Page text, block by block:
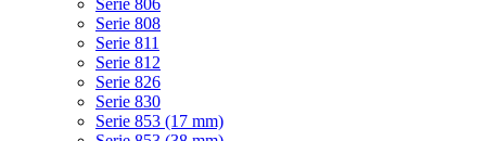
Serie 806
Serie 808
Serie 811
Serie 812
Serie 826
Serie 830
Serie 853 (17 mm)